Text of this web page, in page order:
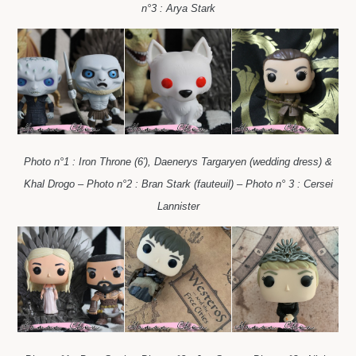
n°3 : Arya Stark
Photo n°1 : Iron Throne (6′), Daenerys Targaryen (wedding dress) &
Khal Drogo – Photo n°2 : Bran Stark (fauteuil) – Photo n° 3 : Cersei
Lannister